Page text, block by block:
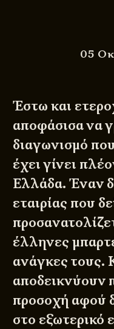
05
Έστω και
αποφάσισα να
διαγωνισμό
έχει γίνει
Ελλάδα. Έναν
εταιρίας που
έλληνες
ανάγκες τους.
αποδεικνύουν
προσοχή αφού
στο εξωτερικό